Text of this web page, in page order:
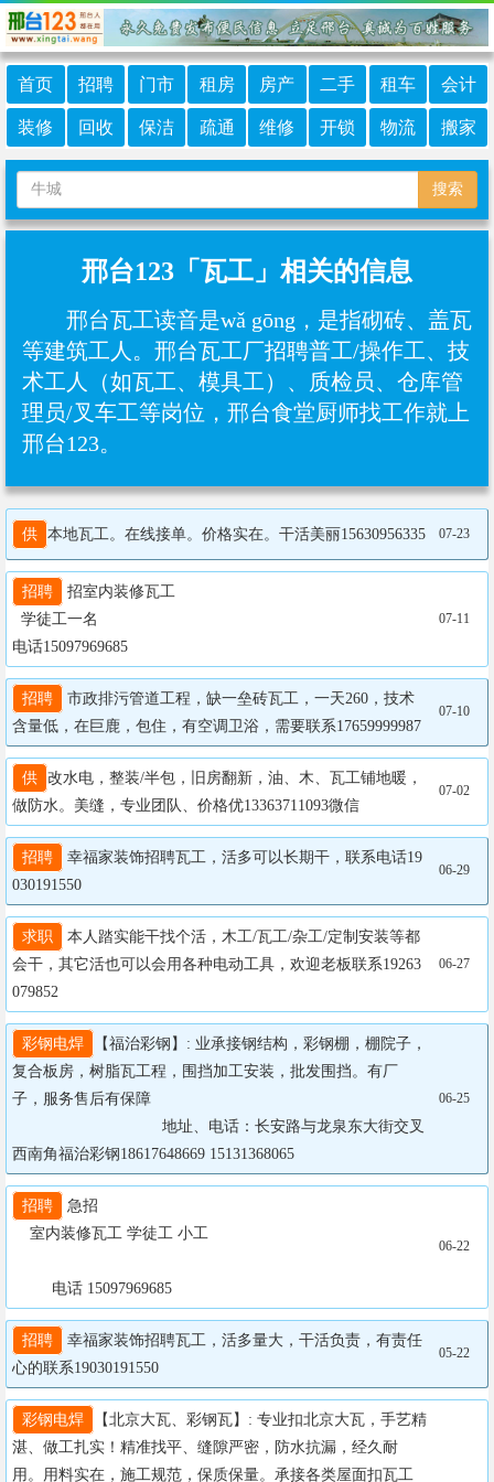
首页 招聘 门市 租房 房产 二手 租车 会计
装修 回收 保洁 疏通 维修 开锁 物流 搬家
搜索
邢台123「瓦工」相关的信息
邢台瓦工读音是wǎ gōng，是指砌砖、盖瓦
等建筑工人。邢台瓦工厂招聘‌普工/操作工、技
术工人（如瓦工、模具工）‌、质检员、仓库管
理员/叉车工等岗位，邢台食堂厨师找工作就上
邢台123。
供 本地瓦工。在线接单。价格实在。干活美丽15630956335 07-23
招聘
招室内装修瓦工
电话15097969685
07-11
招聘
市政排污管道工程，缺一垒砖瓦工，一天260，技术
含量低，在巨鹿，包住，有空调卫浴，需要联系17659999987
07-10
供 改水电，整装/半包，旧房翻新，油、木、瓦工铺地暖，
做防水。美缝，专业团队、价格优13363711093微信
07-02
招聘
幸福家装饰招聘瓦工，活多可以长期干，联系电话19
030191550
06-29
求职
本人踏实能干找个活，木工/瓦工/杂工/定制安装等都
会干，其它活也可以会用各种电动工具，欢迎老板联系19263
079852
06-27
彩钢电焊
【福治彩钢】: 业承接钢结构，彩钢棚，棚院子，
复合板房，树脂瓦工程，围挡加工安装，批发围挡。有厂
子，服务售后有保障
西南角福治彩钢18617648669 15131368065
06-25
招聘
急招
         电话 15097969685
06-22
招聘
幸福家装饰招聘瓦工，活多量大，干活负责，有责任
心的联系19030191550
05-22
彩钢电焊
【北京大瓦、彩钢瓦】: 专业扣北京大瓦，手艺精
湛、做工扎实！精准找平、缝隙严密，防水抗漏，经久耐
用。用料实在，施工规范，保质保量。承接各类屋面扣瓦工